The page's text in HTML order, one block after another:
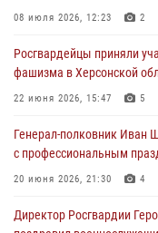
08 июля 2026, 12:23 2
Росгвардейцы приняли
фашизма в Херсонской
22 июня 2026, 15:47 5
Генерал-полковник Иван
с профессиональным
20 июня 2026, 21:30 4
Директор Росгвардии